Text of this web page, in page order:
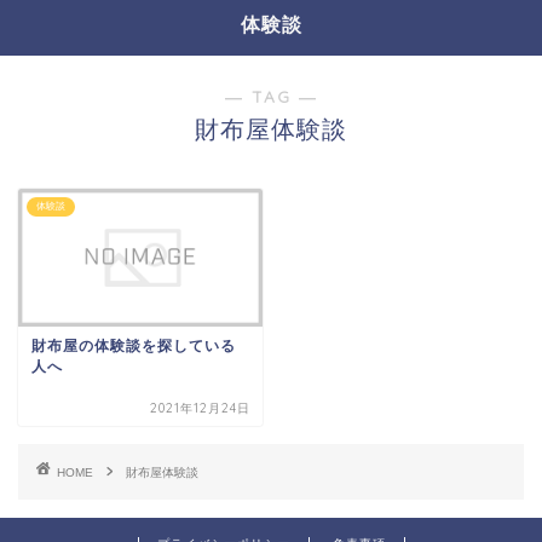
体験談
― TAG ―
財布屋体験談
体験談
財布屋の体験談を探している
人へ
2021年12月24日
HOME 財布屋体験談